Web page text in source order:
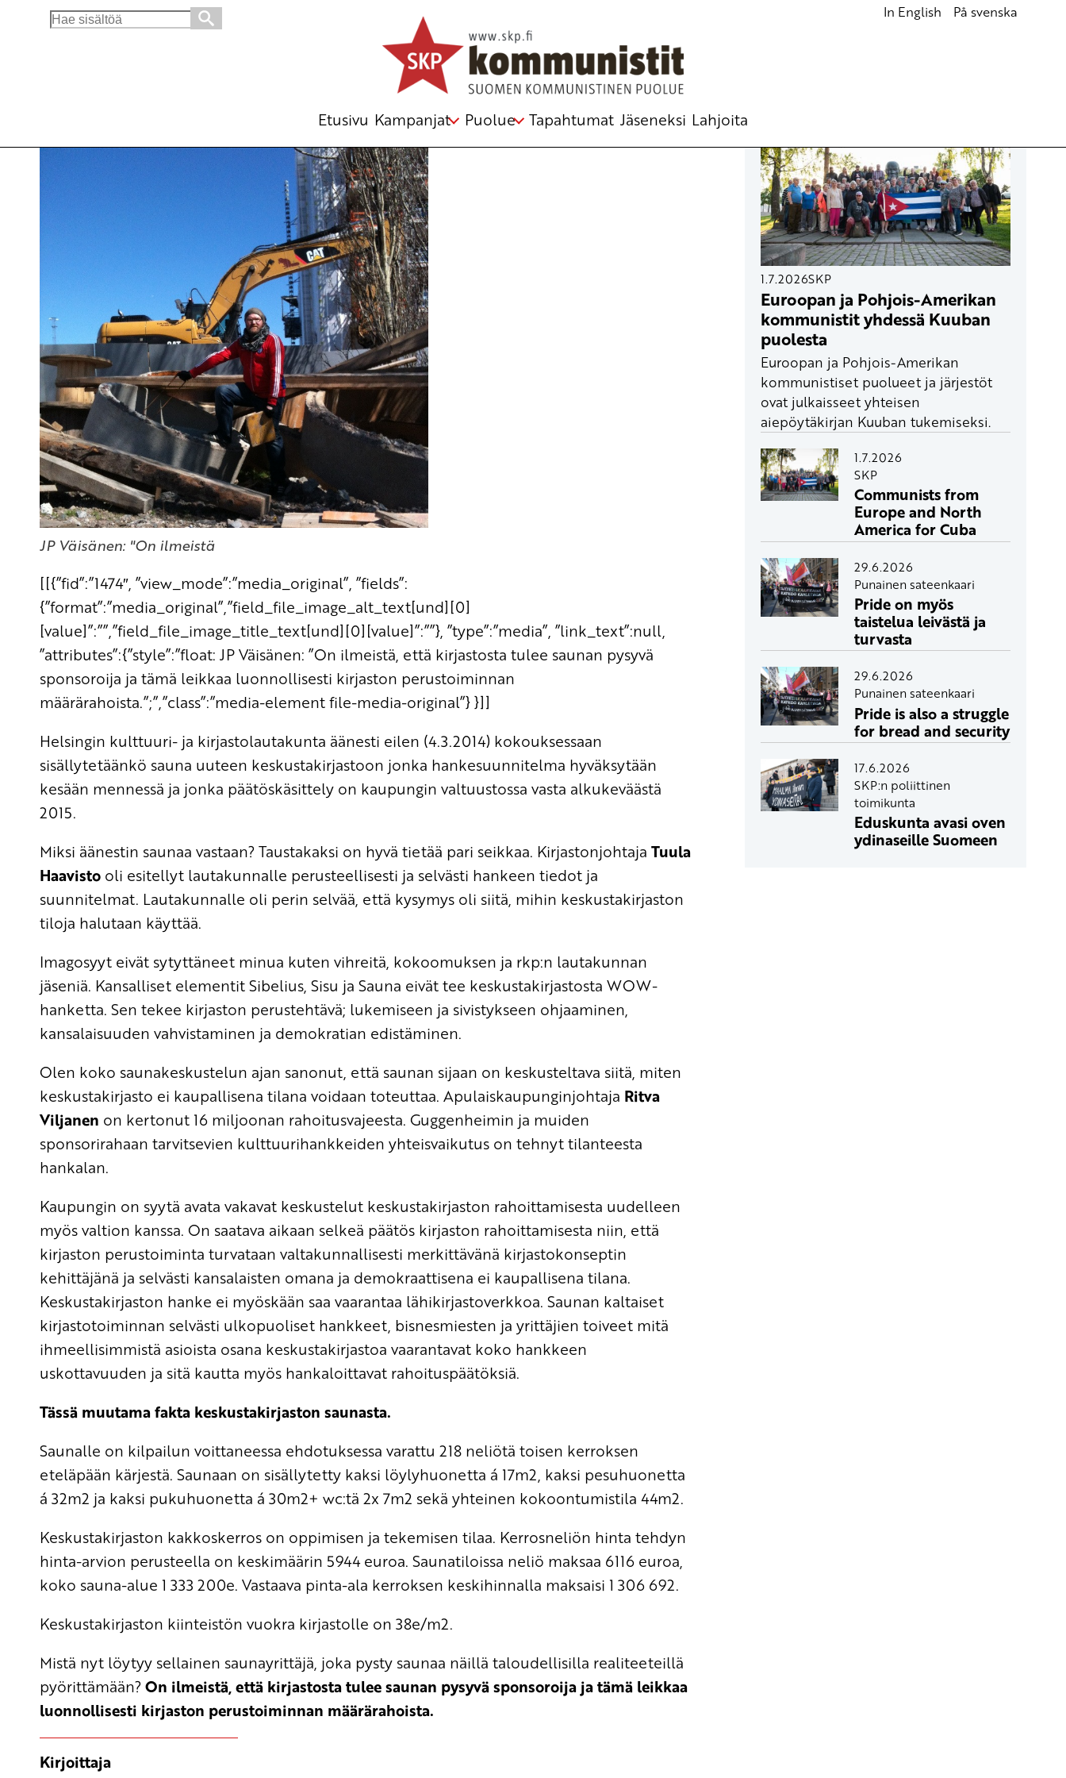
Search
In English På svenska
Etusivu Kampanjat Puolue Tapahtumat Jäseneksi Lahjoita
Saunasta ei ole WOW-jutuksi keskustakirjastossa
JP Väisänen: "On ilmeistä
[[{”fid”:”1474″, ”view_mode”:”media_original”, ”fields”:
{”format”:”media_original”,”field_file_image_alt_text[und][0]
[value]”:””,”field_file_image_title_text[und][0][value]”:””}, ”type”:”media”, ”link_text”:null,
”attributes”:{”style”:”float: JP Väisänen: ”On ilmeistä, että kirjastosta tulee saunan pysyvä
sponsoroija ja tämä leikkaa luonnollisesti kirjaston perustoiminnan
määrärahoista.”;”,”class”:”media-element file-media-original”} }]]
Helsingin kulttuuri- ja kirjastolautakunta äänesti eilen (4.3.2014) kokouksessaan
sisällytetäänkö sauna uuteen keskustakirjastoon jonka hankesuunnitelma hyväksytään
kesään mennessä ja jonka päätöskäsittely on kaupungin valtuustossa vasta alkukeväästä
2015.
Miksi äänestin saunaa vastaan? Taustakaksi on hyvä tietää pari seikkaa. Kirjastonjohtaja Tuula
Haavisto oli esitellyt lautakunnalle perusteellisesti ja selvästi hankeen tiedot ja
suunnitelmat. Lautakunnalle oli perin selvää, että kysymys oli siitä, mihin keskustakirjaston
tiloja halutaan käyttää.
Imagosyyt eivät sytyttäneet minua kuten vihreitä, kokoomuksen ja rkp:n lautakunnan
jäseniä. Kansalliset elementit Sibelius, Sisu ja Sauna eivät tee keskustakirjastosta WOW-
hanketta. Sen tekee kirjaston perustehtävä; lukemiseen ja sivistykseen ohjaaminen,
kansalaisuuden vahvistaminen ja demokratian edistäminen.
Olen koko saunakeskustelun ajan sanonut, että saunan sijaan on keskusteltava siitä, miten
keskustakirjasto ei kaupallisena tilana voidaan toteuttaa. Apulaiskaupunginjohtaja Ritva
Viljanen on kertonut 16 miljoonan rahoitusvajeesta. Guggenheimin ja muiden
sponsorirahaan tarvitsevien kulttuurihankkeiden yhteisvaikutus on tehnyt tilanteesta
hankalan.
Kaupungin on syytä avata vakavat keskustelut keskustakirjaston rahoittamisesta uudelleen
myös valtion kanssa. On saatava aikaan selkeä päätös kirjaston rahoittamisesta niin, että
kirjaston perustoiminta turvataan valtakunnallisesti merkittävänä kirjastokonseptin
kehittäjänä ja selvästi kansalaisten omana ja demokraattisena ei kaupallisena tilana.
Keskustakirjaston hanke ei myöskään saa vaarantaa lähikirjastoverkkoa. Saunan kaltaiset
kirjastotoiminnan selvästi ulkopuoliset hankkeet, bisnesmiesten ja yrittäjien toiveet mitä
ihmeellisimmistä asioista osana keskustakirjastoa vaarantavat koko hankkeen
uskottavuuden ja sitä kautta myös hankaloittavat rahoituspäätöksiä.
Tässä muutama fakta keskustakirjaston saunasta.
Saunalle on kilpailun voittaneessa ehdotuksessa varattu 218 neliötä toisen kerroksen
eteläpään kärjestä. Saunaan on sisällytetty kaksi löylyhuonetta á 17m2, kaksi pesuhuonetta
á 32m2 ja kaksi pukuhuonetta á 30m2+ wc:tä 2x 7m2 sekä yhteinen kokoontumistila 44m2.
Keskustakirjaston kakkoskerros on oppimisen ja tekemisen tilaa. Kerrosneliön hinta tehdyn
hinta-arvion perusteella on keskimäärin 5944 euroa. Saunatiloissa neliö maksaa 6116 euroa,
koko sauna-alue 1 333 200e. Vastaava pinta-ala kerroksen keskihinnalla maksaisi 1 306 692.
Keskustakirjaston kiinteistön vuokra kirjastolle on 38e/m2.
Mistä nyt löytyy sellainen saunayrittäjä, joka pysty saunaa näillä taloudellisilla realiteeteillä
pyörittämään?On ilmeistä, että kirjastosta tulee saunan pysyvä sponsoroija ja tämä leikkaa
luonnollisesti kirjaston perustoiminnan määrärahoista.
Kirjoittaja
1.7.2026SKP
Euroopan ja Pohjois-Amerikan
kommunistit yhdessä Kuuban
puolesta
Euroopan ja Pohjois-Amerikan
kommunistiset puolueet ja järjestöt
ovat julkaisseet yhteisen
aiepöytäkirjan Kuuban tukemiseksi.
1.7.2026
SKP
Communists from
Europe and North
America for Cuba
29.6.2026
Punainen sateenkaari
Pride on myös
taistelua leivästä ja
turvasta
29.6.2026
Punainen sateenkaari
Pride is also a struggle
for bread and security
17.6.2026
SKP:n poliittinen
toimikunta
Eduskunta avasi oven
ydinaseille Suomeen